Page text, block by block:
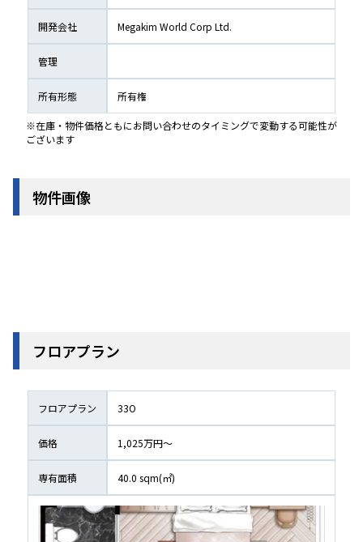
開発会社 Megakim World Corp Ltd.
管理
所有形態 所有権
※在庫・物件価格ともにお問い合わせのタイミングで変動する可能性が
ございます
物件画像
フロアプラン
フロアプラン 33O
価格 1,025万円〜
専有面積 40.0 sqm(㎡)